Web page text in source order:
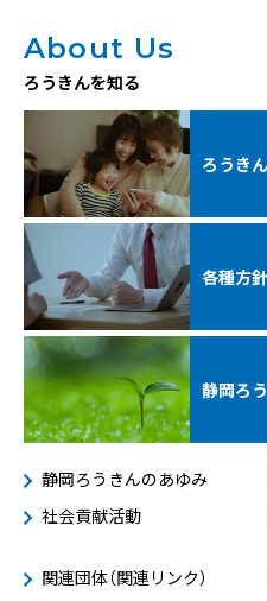
About Us
ろうきんを知る
ろうき
各種方
静岡ろ
静岡ろうきんのあゆみ
社会貢献活動
関連団体（関連リンク）